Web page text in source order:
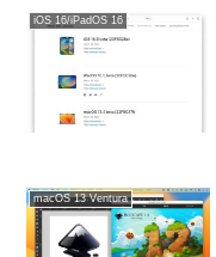
iOS 16/iPadOS 16
macOS 13 Ventura